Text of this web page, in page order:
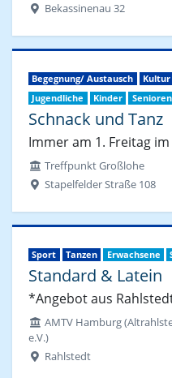
Bekassinenau 32
Begegnung/ Austausch
Jugendliche
Kinder Senioren
Schnack und Tanz
Immer am 1. Freitag
Treffpunkt Großlohe
Stapelfelder Straße 108
Sport Tanzen Erwachsene
Standard & Latein
*Angebot aus
AMTV Hamburg
e.V.)
Rahlstedt